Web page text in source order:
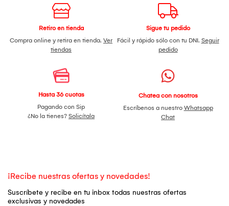
Retiro en tienda
Compra online y retira en tienda. Ver
tiendas
Sigue tu pedido
Fácil y rápido sólo con tu DNI. Seguir
pedido
Hasta 36 cuotas
Pagando con Sip
¿No la tienes? Solicítala
Chatea con nosotros
Escríbenos a nuestro Whatsapp
Chat
¡Recibe nuestras ofertas y novedades!
Suscríbete y recibe en tu inbox todas nuestras ofertas
exclusivas y novedades